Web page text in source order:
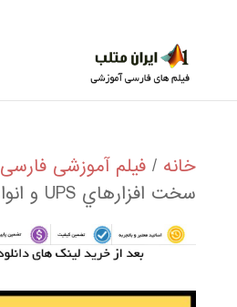
خانه / فیلم آموزشی فارسی
سخت افزارهاي UPS و انواع آن